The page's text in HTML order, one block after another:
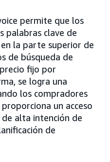
permite que los
palabras clave de
la parte superior de
de búsqueda de
fijo por
se logra una
los compradores
un acceso
alta intención de
de